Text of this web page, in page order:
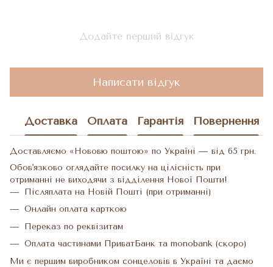
Додайте перший відгук
Написати відгук
Доставка Оплата Гарантія Повернення
Доставляємо «Нововю поштою» по Україні — від 65 грн.
Обов'язково оглядайте посилку на цілісність при
отриманні не виходячи з відділення Нової Пошти!
Післяплата на Новій Пошті (при отриманні)
Онлайн оплата карткою
Переказ по реквізитам
Оплата частинами ПриватБанк та monobank (скоро)
Ми є першим виробником сонцеловів в Україні та даємо